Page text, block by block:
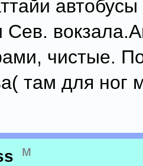
чистые.
там для ног
м